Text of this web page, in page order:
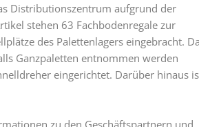
Distributionszentrum aufgrund der
stehen 63 Fachbodenregale zur
des Palettenlagers eingebracht.
Ganzpaletten entnommen werden
eingerichtet. Darüber hinaus
zu den Geschäftspartnern und